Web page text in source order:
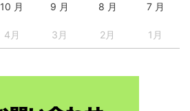
10 月 9 月 8 月 7 月
4月 3月 2月 1月